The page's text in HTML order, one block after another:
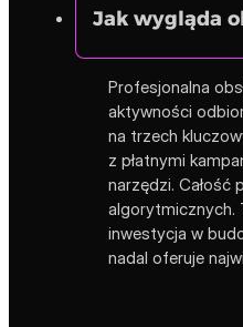
Jak wygląda
Profesjonalna
aktywności
na trzech
z płatnymi
narzędzi.
algorytmicznych.
inwestycja w
nadal oferuje